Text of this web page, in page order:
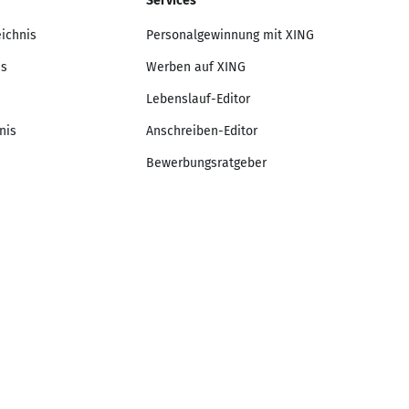
Personalgewinnung mit XING
Werben auf XING
Lebenslauf-Editor
Anschreiben-Editor
Bewerbungsratgeber